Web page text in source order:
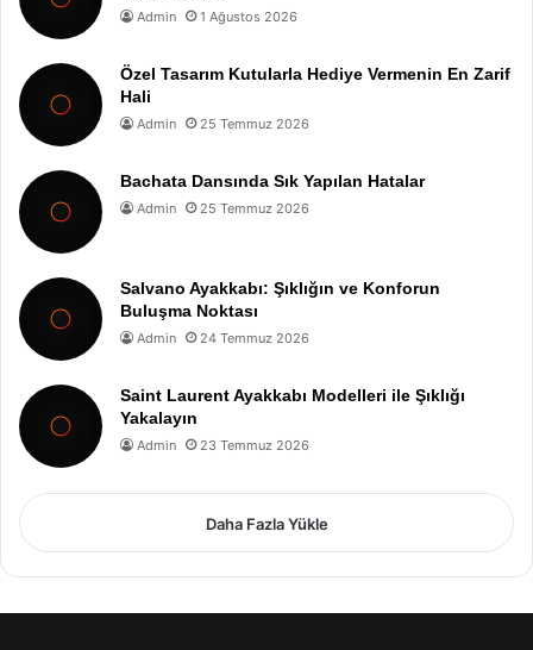
Admin 1 Ağustos 2026
Özel Tasarım Kutularla Hediye Vermenin En Zarif
Hali
Admin 25 Temmuz 2026
Bachata Dansında Sık Yapılan Hatalar
Admin 25 Temmuz 2026
Salvano Ayakkabı: Şıklığın ve Konforun
Buluşma Noktası
Admin 24 Temmuz 2026
Saint Laurent Ayakkabı Modelleri ile Şıklığı
Yakalayın
Admin 23 Temmuz 2026
Daha Fazla Yükle